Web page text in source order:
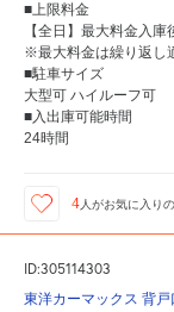
■上限料金
【全日】最大料金入
※最大料金は繰り返し
■駐車サイズ
大型可 ハイルーフ可
■入出庫可能時間
24時間
4人がお気に入り
ID:305114303
東洋カーマックス 背